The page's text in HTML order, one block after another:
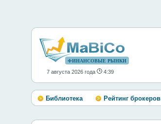
ФИНАНСОВЫЕ РЫНКИ
7 августа 2026 года 4:39
Библиотека Рейтинг брокеров